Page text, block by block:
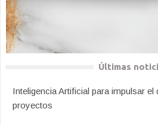
Últimas
Inteligencia Artificial para impulsar el
proyectos